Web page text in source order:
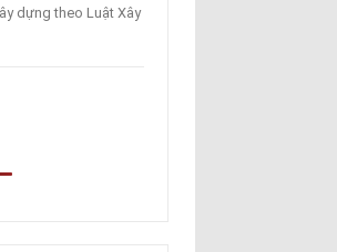
dựng theo Luật Xây